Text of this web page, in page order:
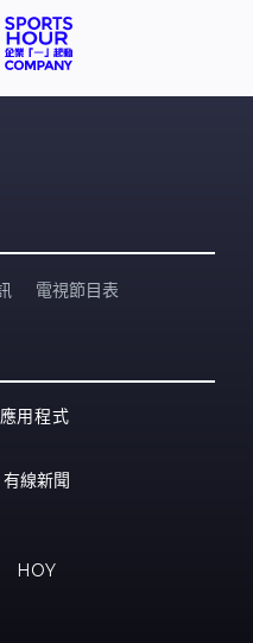
電視節目表
用程式
有線新聞
HOY